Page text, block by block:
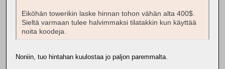
Eiköhän towerikin laske hinnan tohon vähän alta 400$.
Sieltä varmaan tulee halvimmaksi tilatakkin kun käyttää
noita koodeja.
Noniin, tuo hintahan kuulostaa jo paljon paremmalta.